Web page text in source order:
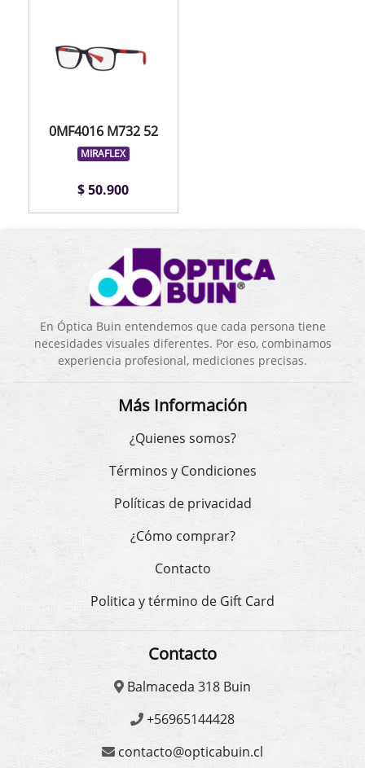
0MF4016 M732 52
MIRAFLEX
$ 50.900
En Óptica Buin entendemos que cada persona tiene
necesidades visuales diferentes. Por eso, combinamos
experiencia profesional, mediciones precisas.
Más Información
¿Quienes somos?
Términos y Condiciones
Políticas de privacidad
¿Cómo comprar?
Contacto
Politica y término de Gift Card
Contacto
Balmaceda 318 Buin
+56965144428
contacto@opticabuin.cl